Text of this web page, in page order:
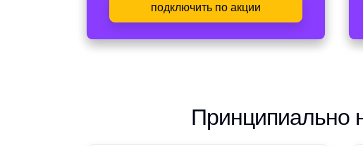
подключить по акции
Принципиально